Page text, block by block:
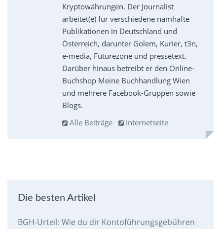
Kryptowährungen. Der Journalist
arbeitet(e) für verschiedene namhafte
Publikationen in Deutschland und
Österreich, darunter Golem, Kurier, t3n,
e-media, Futurezone und pressetext.
Darüber hinaus betreibt er den Online-
Buchshop Meine Buchhandlung Wien
und mehrere Facebook-Gruppen sowie
Blogs.
Alle Beiträge
Internetseite
Die besten Artikel
BGH-Urteil: Wie du dir Kontoführungsgebühren